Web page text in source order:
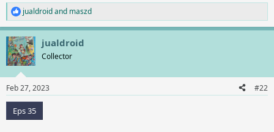
R
e
a
c
t
i
s
:
jualdroidand maszd
jualdroid
Collector
Feb 27, 2023 #22
Eps 35